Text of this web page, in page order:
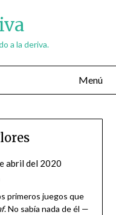
a la deriva.
Menú
abril del 2020
primeros juegos que
. No sabía nada de él —